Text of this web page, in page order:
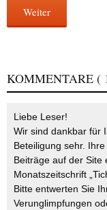
Weiter
KOMMENTARE (
Liebe Leser!
Wir sind dankbar für
Beteiligung sehr.
Beiträge auf der Site
Monatszeitschrift
Bitte entwerten Sie
Verunglimpfungen